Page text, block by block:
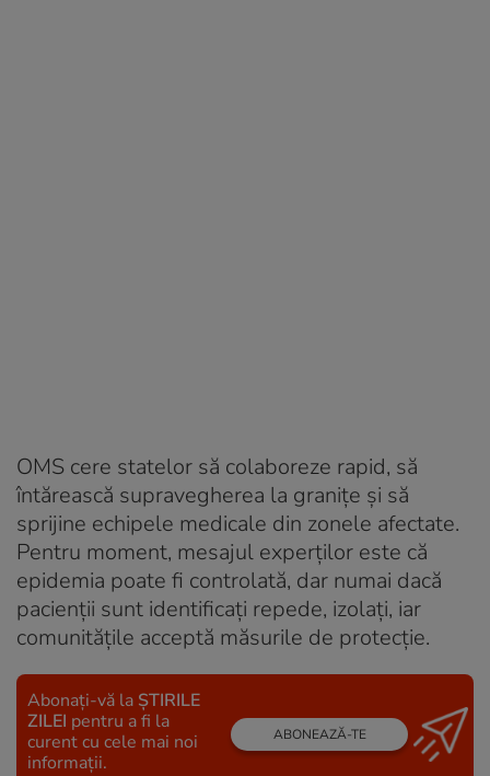
OMS cere statelor să colaboreze rapid, să
întărească supravegherea la granițe și să
sprijine echipele medicale din zonele afectate.
Pentru moment, mesajul experților este că
epidemia poate fi controlată, dar numai dacă
pacienții sunt identificați repede, izolați, iar
comunitățile acceptă măsurile de protecție.
Abonați-vă la ȘTIRILE
ZILEI pentru a fi la
curent cu cele mai noi
informații.
ABONEAZĂ-TE